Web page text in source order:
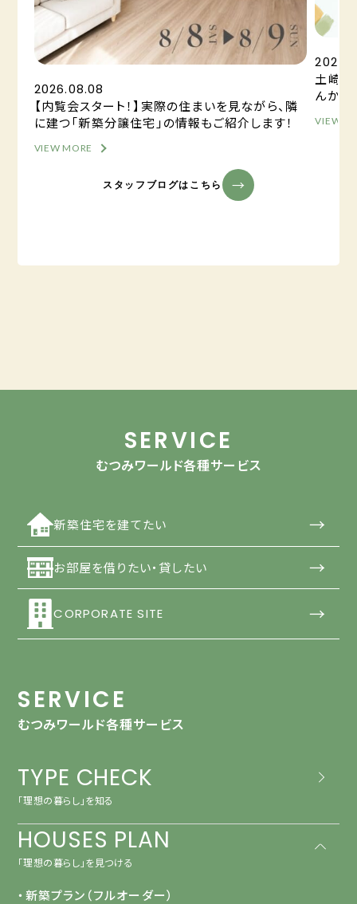
2026.08.08
【内覧会スタート！】実際の住まいを見ながら、隣
に建つ「新築分譲住宅」の情報もご紹介します！
VIEW MORE
土崎港
んか？
VIEW
スタッフブログはこちら
SERVICE
むつみワールド各種サービス
新築住宅を建てたい →
お部屋を借りたい・貸したい →
CORPORATE SITE →
SERVICE
むつみワールド各種サービス
TYPE CHECK
「理想の暮らし」を知る
HOUSES PLAN
「理想の暮らし」を見つける
・新築プラン（フルオーダー）